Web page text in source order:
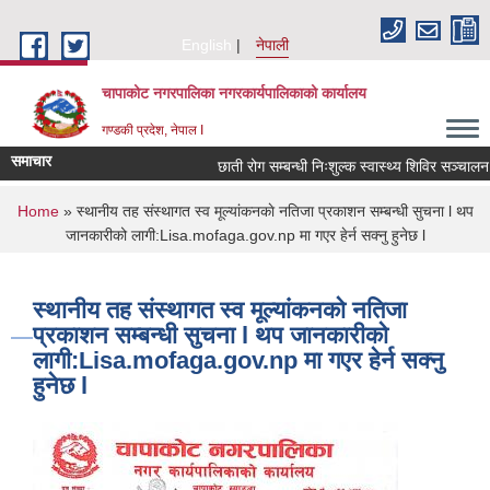
English
नेपाली
चापाकोट नगरपालिका नगरकार्यपालिकाको कार्यालय
गण्डकी प्रदेश, नेपाल I
समाचार छाती रोग सम्बन्धी निःशुल्क स्वास्थ्य शिविर सञ्चालन
You are here
Home» स्थानीय तह संस्थागत स्व मूल्यांकनकाे नतिजा प्रकाशन सम्बन्धी सुचना l थप
जानकारीको लागी:Lisa.mofaga.gov.np मा गएर हेर्न सक्नु हुनेछ l
स्थानीय तह संस्थागत स्व मूल्यांकनकाे नतिजा
प्रकाशन सम्बन्धी सुचना l थप जानकारीको
लागी:Lisa.mofaga.gov.np मा गएर हेर्न सक्नु
हुनेछ l